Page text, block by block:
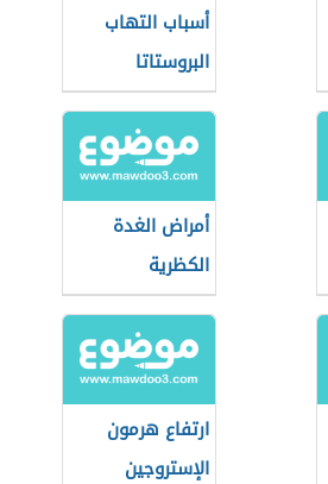
أسباب التهاب
البروستاتا
أمراض الغدة
الكظرية
ارتفاع هرمون
الإستروجين